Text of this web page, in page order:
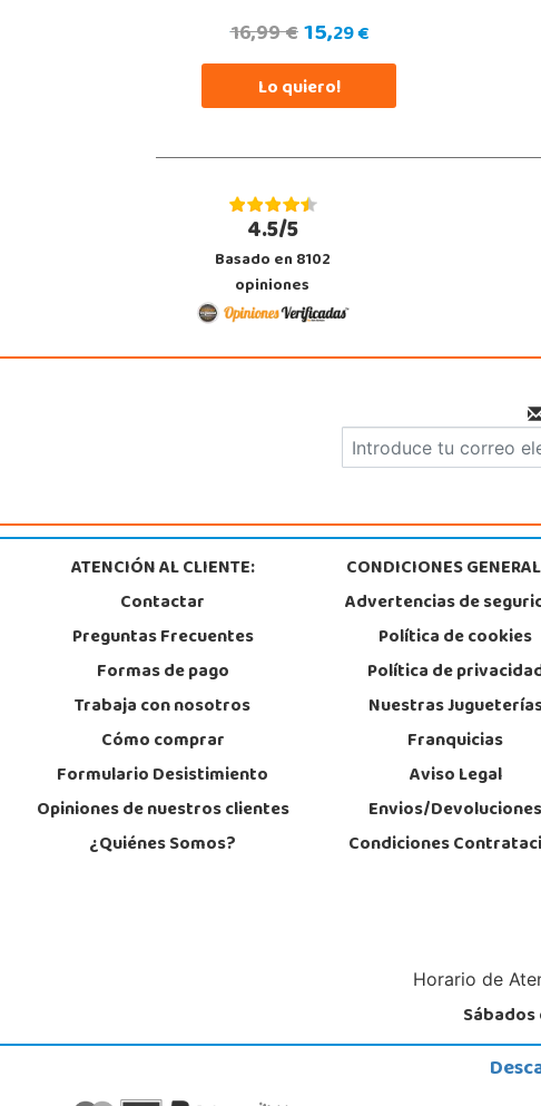
16,99 €15,29 €
Lo quiero!
4.5/5
Basado en 8102
opiniones
ATENCIÓN AL CLIENTE:
Contactar
Preguntas Frecuentes
Formas de pago
Trabaja con nosotros
Cómo comprar
Formulario Desistimiento
Opiniones de nuestros clientes
¿Quiénes Somos?
CONDICIONES
Advertencias de
Política de cookies
Política de
Nuestras
Franquicias
Aviso Legal
Envios/Devoluciones
Condiciones
Horario de